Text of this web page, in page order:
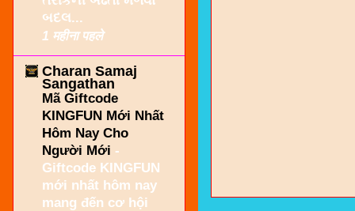
બદલ...
1 महीना पहले
Charan Samaj
Sangathan
Mã Giftcode
KINGFUN Mới Nhất
Hôm Nay Cho
Người Mới -
Giftcode KINGFUN
mới nhất hôm nay
mang đến cơ hội